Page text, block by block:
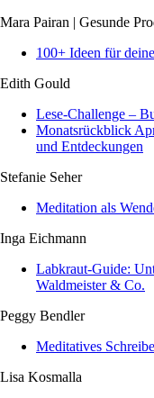
Mara Pairan | Gesunde
100+ Ideen für
Edith Gould
Lese-Challenge –
Monatsrückblick
und Entdeckungen
Stefanie Seher
Meditation als
Inga Eichmann
Labkraut-Guide:
Waldmeister & Co.
Peggy Bendler
Meditatives
Lisa Kosmalla